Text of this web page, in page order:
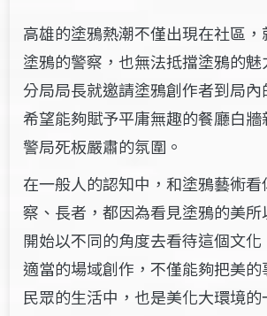
高雄的塗鴉熱潮不僅出現在社區
塗鴉的警察，也無法抵擋塗鴉的
分局局長就邀請塗鴉創作者到局內
希望能夠賦予平庸無趣的餐廳白
警局死板嚴肅的氛圍。
在一般人的認知中，和塗鴉藝術看
察、長者，都因為看見塗鴉的美所
開始以不同的角度去看待這個文
適當的場域創作，不僅能夠把美的
民眾的生活中，也是美化大環境的